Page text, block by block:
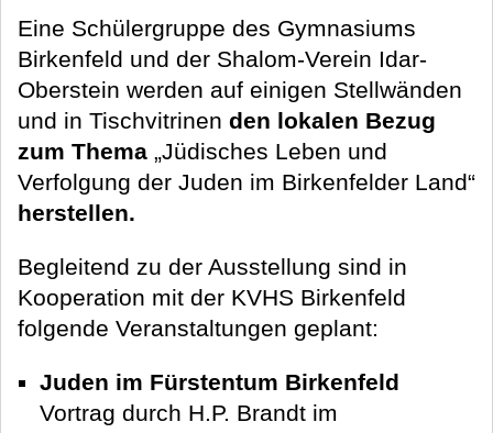
Eine Schülergruppe des Gymnasiums
Birkenfeld und der Shalom-Verein Idar-
Oberstein werden auf einigen Stellwänden
und in Tischvitrinen den lokalen Bezug
zum Thema „Jüdisches Leben und
Verfolgung der Juden im Birkenfelder Land“
herstellen.
Begleitend zu der Ausstellung sind in
Kooperation mit der KVHS Birkenfeld
folgende Veranstaltungen geplant:
Juden im Fürstentum Birkenfeld
Vortrag durch H.P. Brandt im